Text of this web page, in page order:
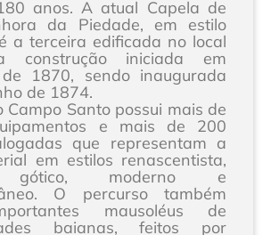
anos. A atual Capela de
da Piedade, em estilo
a terceira edificada no local
iniciada em
1870, sendo inaugurada
de 1874.
Campo Santo possui mais de
e mais de 200
que representam a
em estilos renascentista,
gótico, moderno e
O percurso também
mausoléus de
baianas, feitos por